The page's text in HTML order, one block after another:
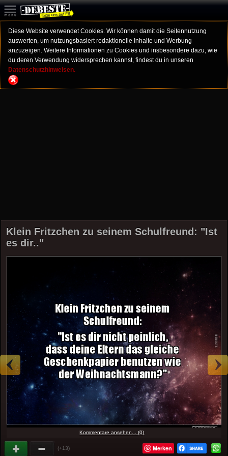
Diese Website verwendet Cookies. Wir können damit die Seitennutzung
auswerten, um nutzungsbasiert redaktionelle Inhalte und Werbung
anzuzeigen. Weitere Informationen zu Cookies und insbesondere dazu, wie
du deren Verwendung widersprechen kannst, findest du in unseren
Datenschutzhinweisen.
Klein Fritzchen zu seinem Schulfreund: "Ist
es dir.."
Kommentare ansehen... (0)
(+13) Merken